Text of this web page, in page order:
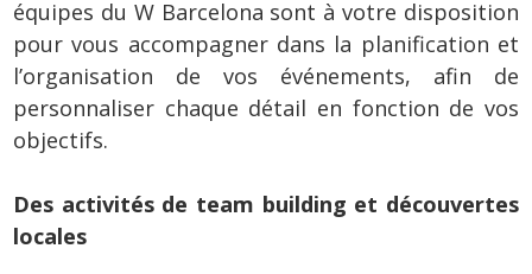
équipes du W Barcelona sont à votre disposition
pour vous accompagner dans la planification et
l’organisation de vos événements, afin de
personnaliser chaque détail en fonction de vos
objectifs.
Des activités de team building et découvertes
locales